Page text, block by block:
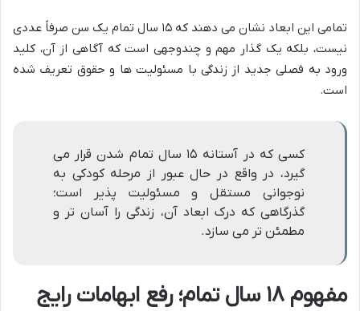
تمامی این ابعاد نشان می دهند که ۱۵ سال تمام یک سن صرفاً عددی
نیست، بلکه یک گذار مهم و چندوجهی است که آگاهی از آن، کلید
ورود به فصلی جدید از زندگی با مسئولیت ها و حقوق تعریف شده
است.
کسی که در آستانه ۱۵ سال تمام شدن قرار می
گیرد، در واقع در حال عبور از مرحله کودکی به
نوجوانی مستقل و مسئولیت پذیر است؛
گذرگاهی که درک ابعاد آن، زندگی را آسان تر و
مطمئن تر می سازد.
مفهوم ۱۸ سال تمام؛ رفع ابهامات رایج